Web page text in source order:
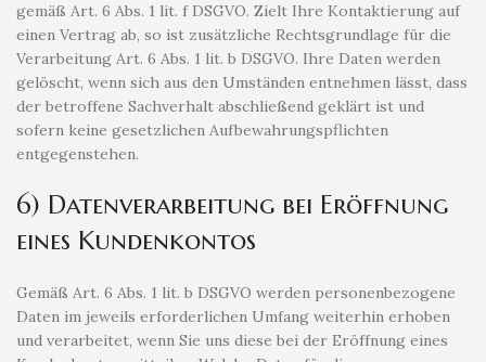
gemäß Art. 6 Abs. 1 lit. f DSGVO. Zielt Ihre Kontaktierung auf
einen Vertrag ab, so ist zusätzliche Rechtsgrundlage für die
Verarbeitung Art. 6 Abs. 1 lit. b DSGVO. Ihre Daten werden
gelöscht, wenn sich aus den Umständen entnehmen lässt, dass
der betroffene Sachverhalt abschließend geklärt ist und
sofern keine gesetzlichen Aufbewahrungspflichten
entgegenstehen.
6) Datenverarbeitung bei Eröffnung
eines Kundenkontos
Gemäß Art. 6 Abs. 1 lit. b DSGVO werden personenbezogene
Daten im jeweils erforderlichen Umfang weiterhin erhoben
und verarbeitet, wenn Sie uns diese bei der Eröffnung eines